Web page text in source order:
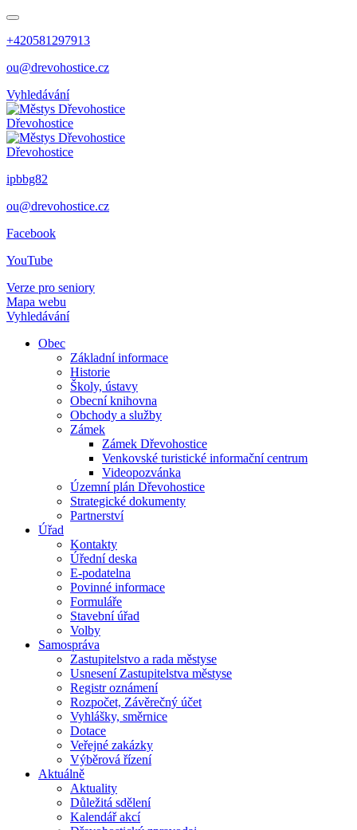
+420581297913
ou@drevohostice.cz
Vyhledávání
Dřevohostice
Dřevohostice
ipbbg82
ou@drevohostice.cz
Facebook
YouTube
Verze pro seniory
Mapa webu
Vyhledávání
Obec
Základní informace
Historie
Školy, ústavy
Obecní knihovna
Obchody a služby
Zámek
Zámek Dřevohostice
Venkovské turistické informační centrum
Videopozvánka
Územní plán Dřevohostice
Strategické dokumenty
Partnerství
Úřad
Kontakty
Úřední deska
E-podatelna
Povinné informace
Formuláře
Stavební úřad
Volby
Samospráva
Zastupitelstvo a rada městyse
Usnesení Zastupitelstva městyse
Registr oznámení
Rozpočet, Závěrečný účet
Vyhlášky, směrnice
Dotace
Veřejné zakázky
Výběrová řízení
Aktuálně
Aktuality
Důležitá sdělení
Kalendář akcí